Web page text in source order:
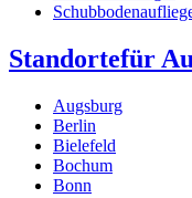
Standortefür
Augsburg
Berlin
Bielefeld
Bochum
Bonn